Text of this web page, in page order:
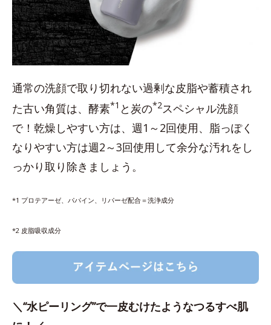
通常の洗顔で取り切れない過剰な皮脂や蓄積され
た古い角質は、酵素*1 と炭の*2 スペシャル洗顔
で！乾燥しやすい方は、週1～2回使用、脂っぽく
なりやすい方は週2～3回使用して余分な汚れをし
っかり取り除きましょう。
*1 プロテアーゼ、パパイン、リパーゼ配合＝洗浄成分
*2 皮脂吸収成分
＼“水ピーリング”で一皮むけたようなつるすべ肌